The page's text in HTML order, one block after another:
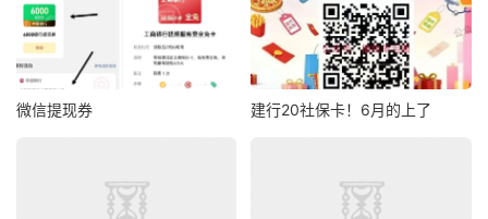
微信提现券 建行20社保卡！6月的上了